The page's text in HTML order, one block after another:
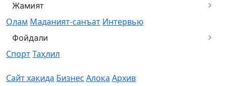
Жамият
Олам Маданият-санъат Интервью
Фойдали
СпортТаҳлил
Сайт хақида Бизнес Алоқа Архив